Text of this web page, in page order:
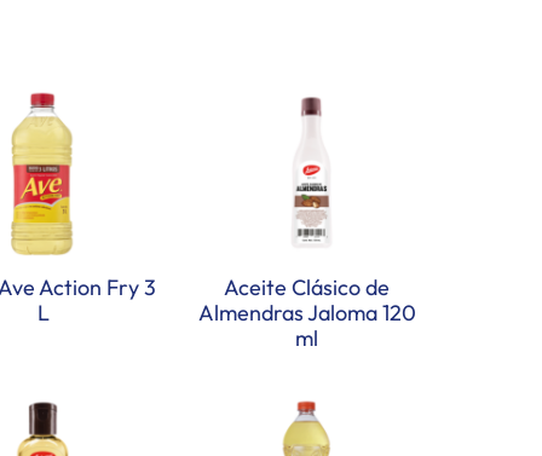
Action Fry 3
L
Aceite Clásico de
Almendras Jaloma 120
ml